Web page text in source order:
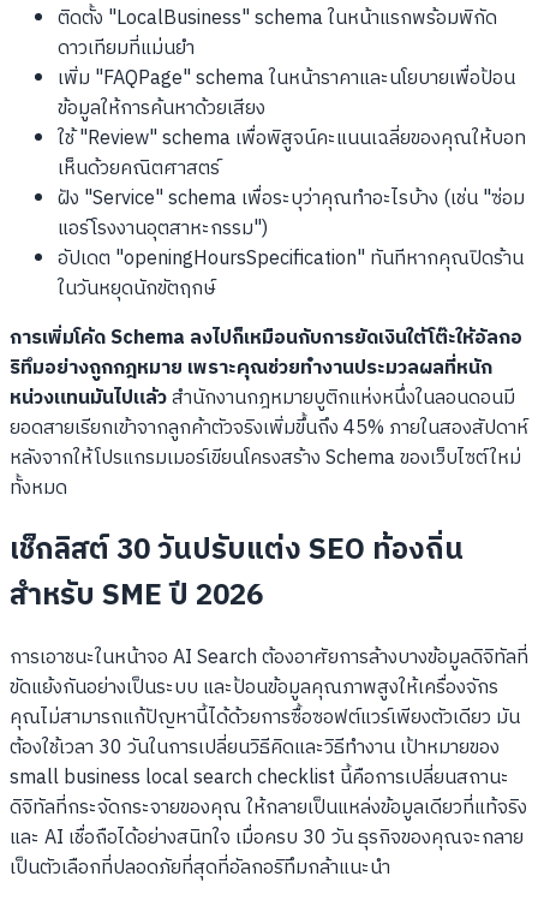
ติดตั้ง "LocalBusiness" schema ในหน้าแรกพร้อมพิกัด
ดาวเทียมที่แม่นยำ
เพิ่ม "FAQPage" schema ในหน้าราคาและนโยบายเพื่อป้อน
ข้อมูลให้การค้นหาด้วยเสียง
ใช้ "Review" schema เพื่อพิสูจน์คะแนนเฉลี่ยของคุณให้บอท
เห็นด้วยคณิตศาสตร์
ฝัง "Service" schema เพื่อระบุว่าคุณทำอะไรบ้าง (เช่น "ซ่อม
แอร์โรงงานอุตสาหะกรรม")
อัปเดต "openingHoursSpecification" ทันทีหากคุณปิดร้าน
ในวันหยุดนักขัตฤกษ์
การเพิ่มโค้ด Schema ลงไปก็เหมือนกับการยัดเงินใต้โต๊ะให้อัลกอ
ริทึมอย่างถูกกฎหมาย เพราะคุณช่วยทำงานประมวลผลที่หนัก
หน่วงแทนมันไปแล้วสำนักงานกฎหมายบูติกแห่งหนึ่งในลอนดอนมี
ยอดสายเรียกเข้าจากลูกค้าตัวจริงเพิ่มขึ้นถึง 45% ภายในสองสัปดาห์
หลังจากให้โปรแกรมเมอร์เขียนโครงสร้าง Schema ของเว็บไซต์ใหม่
ทั้งหมด
เช็กลิสต์ 30 วันปรับแต่ง SEO ท้องถิ่น
สำหรับ SME ปี 2026
การเอาชนะในหน้าจอ AI Search ต้องอาศัยการล้างบางข้อมูลดิจิทัลที่
ขัดแย้งกันอย่างเป็นระบบ และป้อนข้อมูลคุณภาพสูงให้เครื่องจักร
คุณไม่สามารถแก้ปัญหานี้ได้ด้วยการซื้อซอฟต์แวร์เพียงตัวเดียว มัน
ต้องใช้เวลา 30 วันในการเปลี่ยนวิธีคิดและวิธีทำงาน เป้าหมายของ
small business local search checklist นี้คือการเปลี่ยนสถานะ
ดิจิทัลที่กระจัดกระจายของคุณ ให้กลายเป็นแหล่งข้อมูลเดียวที่แท้จริง
และ AI เชื่อถือได้อย่างสนิทใจ เมื่อครบ 30 วัน ธุรกิจของคุณจะกลาย
เป็นตัวเลือกที่ปลอดภัยที่สุดที่อัลกอริทึมกล้าแนะนำ